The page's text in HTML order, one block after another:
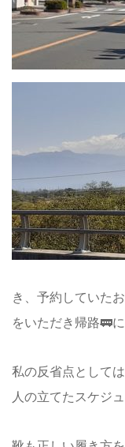
き、予約していた
をいただき帰路🚃
私の反省点として
人の立てたスケジ